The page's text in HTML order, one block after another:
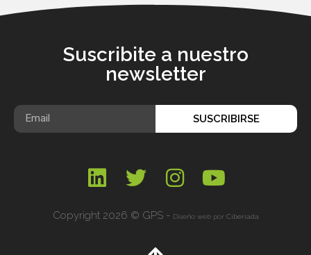
Suscribite a nuestro
newsletter
SUSCRIBIRSE
Copyright 2026 © GPS - Diseño web por Ciberiada